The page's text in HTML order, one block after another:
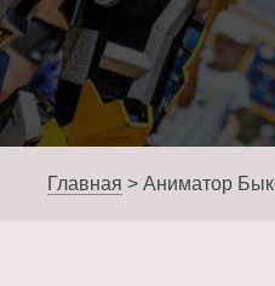
Главная > Аниматор